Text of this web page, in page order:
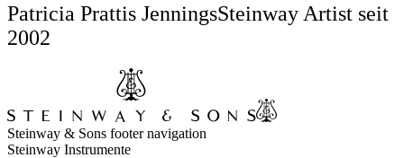
Patricia Prattis JenningsSteinway Artist seit
2002
Steinway & Sons footer navigation
Steinway Instrumente